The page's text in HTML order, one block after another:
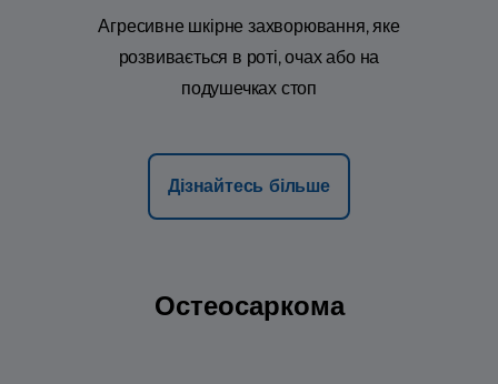
Агресивне шкірне захворювання, яке
розвивається в роті, очах або на
подушечках стоп
Дізнайтесь більше
Остеосаркома